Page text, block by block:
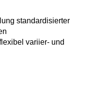
standardisierter
variier- und